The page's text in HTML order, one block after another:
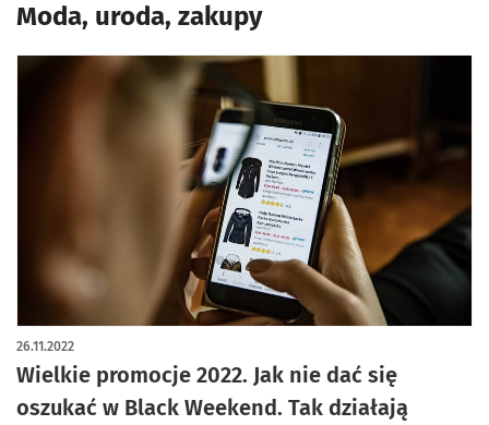
Moda, uroda, zakupy
Wielkie promocje 2022. Jak nie dać się
oszukać w Black Weekend. Tak działają
26.11.2022